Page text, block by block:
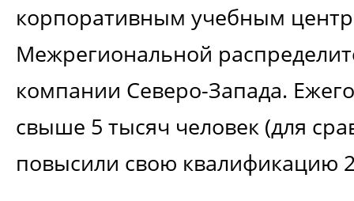
корпоративным учебным
Межрегиональной
компании Северо-Запада.
свыше 5 тысяч человек (для
повысили свою квалификацию